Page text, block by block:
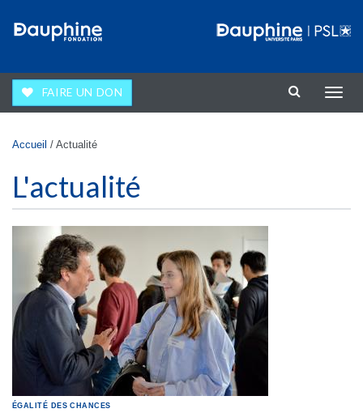
FAIRE UN DON
la
Vous êtes ici
Accueil / Actualité
L'actualité
ÉGALITÉ DES CHANCES